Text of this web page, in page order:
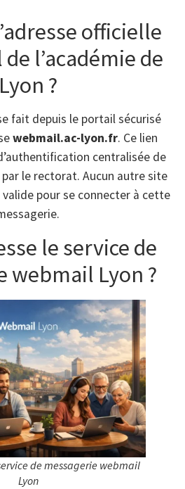
officielle
l’académie de
Lyon ?
fait depuis le portail sécurisé
webmail.ac-lyon.fr. Ce lien
centralisée de
par le rectorat. Aucun autre site
pour se connecter à cette
le service de
webmail Lyon ?
de messagerie webmail
Lyon